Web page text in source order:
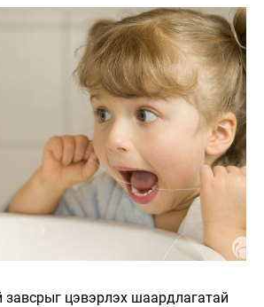
цэвэрлэх шаардлагатай